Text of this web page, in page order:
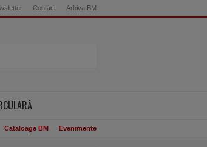
Contact Arhiva BM
Cataloage BM Evenimente